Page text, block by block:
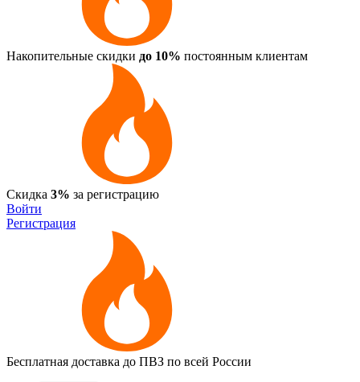
Накопительные скидки до 10% постоянным клиентам
Скидка 3% за регистрацию
Войти
Регистрация
Бесплатная доставка до ПВЗ по всей России